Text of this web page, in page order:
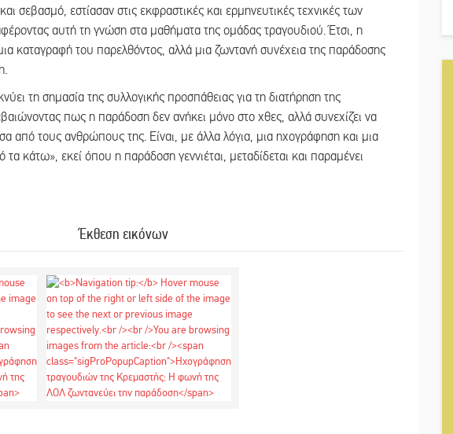
σεβασμό, εστίασαν στις εκφραστικές και ερμηνευτικές τεχνικές των
αυτή τη γνώση στα μαθήματα της ομάδας τραγουδιού. Έτσι, η
καταγραφή του παρελθόντος, αλλά μια ζωντανή συνέχεια της παράδοσης
τη σημασία της συλλογικής προσπάθειας για τη διατήρηση της
πως η παράδοση δεν ανήκει μόνο στο χθες, αλλά συνεχίζει να
από τους ανθρώπους της. Είναι, με άλλα λόγια, μια ηχογράφηση και μια
τα κάτω», εκεί όπου η παράδοση γεννιέται, μεταδίδεται και παραμένει
Έκθεση εικόνων